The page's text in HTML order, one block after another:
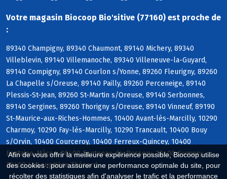
Afin de vous offrir la meilleure expérience possible, Biocoop utilise
des cookies : pour assurer une performance optimale du site, pour
récolter des statistiques afin d'analyser le trafic et la performance
Votre magasin Biocoop Bio'sitive (77160) est proche de
:
89340 Champigny, 89340 Chaumont, 89140 Michery, 89340
Villeblevin, 89140 Villemanoche, 89340 Villeneuve-la-Guyard,
89140 Compigny, 89140 Courlon s/Yonne, 89260 Fleurigny, 89260
La Chapelle s/Oreuse, 89140 Pailly, 89260 Perceneige, 89140
Plessis-St-Jean, 89260 St-Martin s/Oreuse, 89140 Serbonnes,
89140 Sergines, 89260 Thorigny s/Oreuse, 89140 Vinneuf, 89190
St-Maurice-aux-Riches-Hommes, 10400 Avant-lès-Marcilly, 10290
Charmoy, 10290 Fay-lès-Marcilly, 10290 Trancault, 10400 Bouy
s/Orvin, 10400 Courceroy, 10400 Ferreux-Quincey, 10400
Fontaine-Mâcon, 10400 Fontenay-de-Bossery, 10400 Gumery,
10400 La Louptière-Thénard